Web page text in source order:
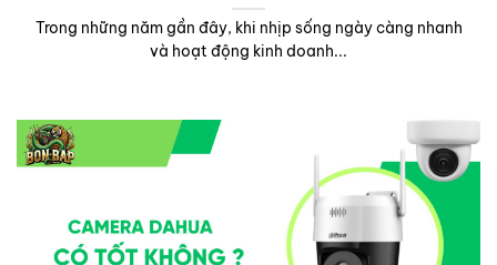
Trong những năm gần đây, khi nhịp sống ngày càng nhanh
và hoạt động kinh doanh...